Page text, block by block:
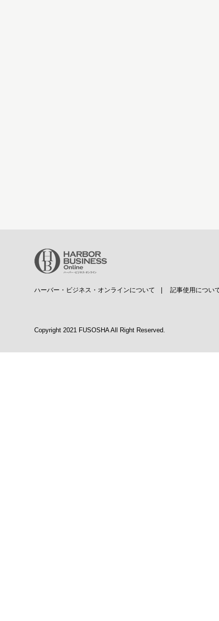
ハーバー・ビジネス・オンラインについて | 記事使用につい
Copyright 2021 FUSOSHA All Right Reserved.